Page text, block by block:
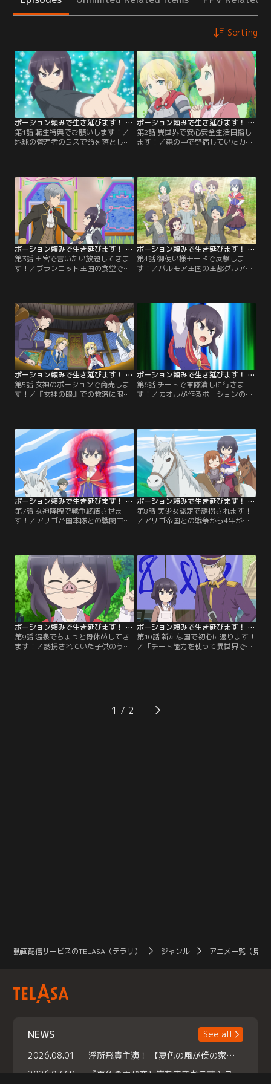
Sorting
ポーション頼みで生き延びます！ 第01話
第1話 転生特典でお願いします！／
地球の管理者のミスで命を落とした
の世界のあらゆる言語の会話と読み
書きの能力」「考えたとおりの薬品
を、考えたとおりの容器に入れて出
す能力」…。【提供：バンダイチャ
ンネル】
ポーション頼みで生き延びます！ 第02話
第2話 異世界で安心安全生活目指し
ます！／森の中で野宿していたカオ
祖母のために祝福を賜りたい、とエ
クトルに懇願されたカオルは「悲し
い話をして私に涙を流させてくださ
い」と要求。護衛役の女騎士・フラ
ンセットの話があまりにも悲しかっ
たため、カオルは…。【提供：バン
ダイチャンネル】
ポーション頼みで生き延びます！ 第03話
第3話 王宮で言いたい放題してきま
す！／ブランコット王国の食堂でウ
招待される。この日、開催されたの
はただの舞踏会ではなく、なんと王
子がお妃候補を選ぶ重大な会だっ
た。しかしカオル自身は結婚する気
どころか、フェルナンを気に入って
すらいない。【提供：バンダイチャ
ンネル】
ポーション頼みで生き延びます！ 第04話
第4話 御使い様モードで反撃しま
す！／バルモア王国の王都グルアに
ルアにも多くの孤児や貧民がいるこ
とに気づいたカオルは、『女神の
眼』という秘密組織を結成。孤児た
ちに街中の情報を集めさせると、女
神の御使いだと名乗って怪我人や病
人をポーションで助けていた。【提
供：バンダイチャンネル】
ポーション頼みで生き延びます！ 第05話
第5話 女神のポーションで商売しま
す！／『女神の眼』での救済に限界
は、フランセットを通じてアダン伯
爵とバルモア王国の王兄ロランドに
接触。より多くの人々に癒しのポー
ションを販売するための組織『女神
の光』を設立する。【提供：バンダ
イチャンネル】
ポーション頼みで生き延びます！ 第06話
第6話 チートで軍隊潰しに行きま
す！／カオルが作るポーションの噂
エダ聖国がアリゴ帝国と手を結んだ
ため、ルエダ聖国の国境からも帝国
軍が侵攻してくるという。それを知
ったカオルはアリゴ帝国の迎撃を決
断。同行を申し出た孤児たちやロラ
ンド、フランセットたちと…。【提
供：バンダイチャンネル】
ポーション頼みで生き延びます！ 第07話
第7話 女神降臨で戦争終結させま
す！／アリゴ帝国本隊との戦闘中、
が、カオルのポーションでまたたく
間に回復。さらにカオルから神剣エ
クスグラムと、女神の守護騎士『エ
インヘリヤル』の称号を授けられる
と、鬼神のような戦いぶりで帝国兵
を倒していく。【提供：バンダイチ
ャンネル】
ポーション頼みで生き延びます！ 第08話
第8話 美少女認定で誘拐されます！
／アリゴ帝国との戦争から4年が過
約を申し込んだ。そんな中、相変わ
らずフリーのカオルは、婿捜しのた
め旅に出ることを決意。ひとり旅の
つもりだったが、ロランドとフラン
セット、エミール、ベルがついてい
くと言い張り…。【提供：バンダイ
チャンネル】
ポーション頼みで生き延びます！ 第09話
第9話 温泉でちょっと骨休めしてき
ます！／誘拐されていた子供のうち
くことになる。無事露天風呂を発見
し、ガールズトークに花を咲かせる
ポーション頼みで生き延びます！ 第10話
第10話 新たな国で初心に返ります！
／「チート能力を使って異世界でラ
セットたちのお陰もあって、商売は
順調。さらに王都軍のヴォンサス中
1
動画配信サービスのTELASA（テラサ） ジャンル アニメ一覧（見放
NEWS
See all
2026.08.01
浮所飛貴主演！ 【夏色の風が僕の家にやってきた】 本日よりテラサで独占配信スタート！
2026.07.18
『夏色の雲が恋と嵐をまきおこす』スペシャルメイキング 【Part1】2026年７月18日（土）23時30分～配信スタート！話題のシーンの裏側を大公開！豪華キャスト大集合！ 『武宮家 真夏の家族会議』開催！